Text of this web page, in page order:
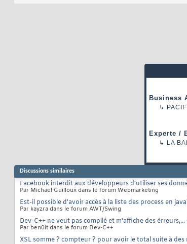
Business
↳
Experte /
↳ LA
Discussions similaires
Facebook interdit aux développeurs d’utiliser ses
Par Michael Guilloux dans le forum Webmarketing
Est-il possible d'avoir accès à la liste des process en
Par kayzra dans le forum AWT/Swing
Dev-C++ ne veut pas compilé et m'affiche des
Par ben0it dans le forum Dev-C++
XSL somme ? compteur ? pour avoir le total suite à